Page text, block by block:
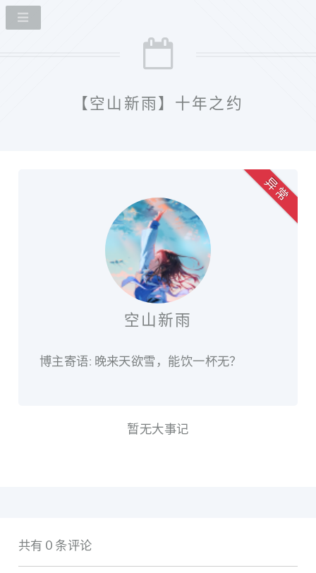
【空山新雨】十年之约
空山新雨
博主寄语: 晚来天欲雪，能饮一杯无？
异 常
暂无大事记
共有 0 条评论